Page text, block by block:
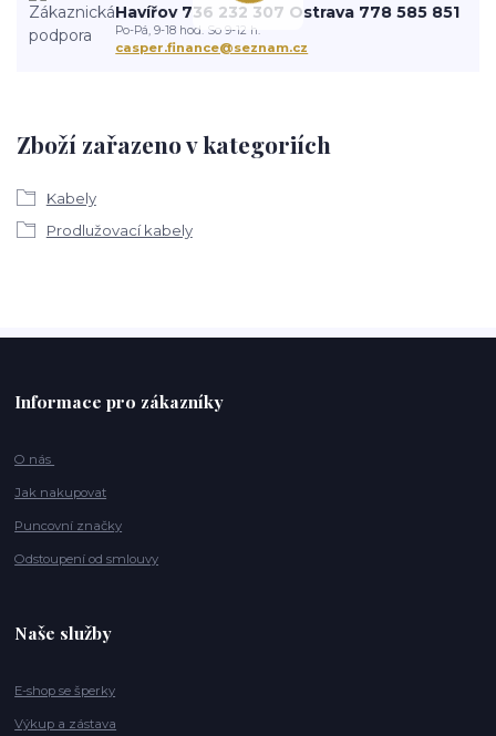
Zboží zařazeno v kategoriích
Kabely
Prodlužovací kabely
Havířov 736 232 307 Ostrava 778 585 851
Po-Pá, 9-18 hod. So 9-12 h.
casper.finance@seznam.cz
Informace pro zákazníky
O nás
Jak nakupovat
Puncovní značky
Odstoupení od smlouvy
Naše služby
E-shop se šperky
Výkup a zástava